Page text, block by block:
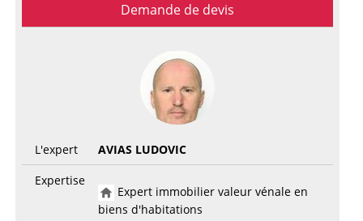
Demande de devis
L'expert
AVIAS LUDOVIC
Expertise
Expert immobilier valeur vénale en
biens d'habitations